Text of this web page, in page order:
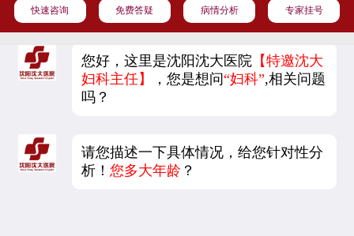
快速咨询 免费答疑 病情分析 专家挂号
您好，这里是沈阳沈大医院 【特邀沈大
妇科主任】
，您是想问“妇科”,相关问题
吗？
请您描述一下具体情况，给您针对性分
析！您多大年龄 ？